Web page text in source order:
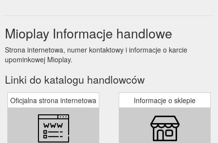
Mioplay Informacje handlowe
Strona internetowa, numer kontaktowy i informacje o karcie
upominkowej Mioplay.
Linki do katalogu handlowców
Oficjalna strona internetowa Informacje o sklepie